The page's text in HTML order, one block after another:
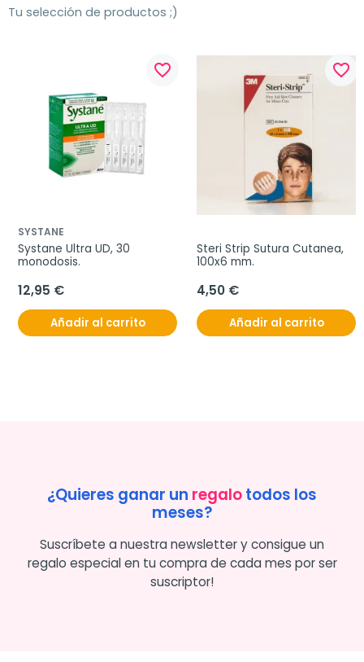
Tu selección de productos ;)
favorite_border
SYSTANE
Systane Ultra UD, 30
monodosis.
12,95 €
Añadir al carrito
favorite_border
Steri Strip Sutura Cutanea,
100x6 mm.
4,50 €
Añadir al carrito
¿Quieres ganar un regalotodos los
meses?
Suscríbete a nuestra newsletter y consigue un
regalo especial en tu compra de cada mes por ser
suscriptor!